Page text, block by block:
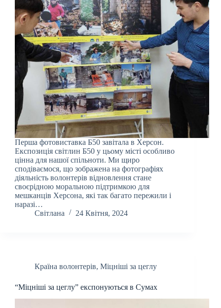
Перша фотовиставка Б50 завітала в Херсон.
Експозиція світлин Б50 у цьому місті особливо
цінна для нашої спільноти. Ми щиро
сподіваємося, що зображена на фотографіях
діяльність волонтерів відновлення стане
своєрідною моральною підтримкою для
мешканців Херсона, які так багато пережили і
наразі…
Світлана
24 Квітня, 2024
Країна волонтерів, Міцніші за цеглу
“Міцніші за цеглу” експонуються в Сумах